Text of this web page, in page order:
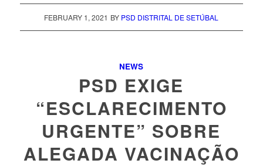
FEBRUARY 1, 2021 BY PSD DISTRITAL DE SETÚBAL
NEWS
PSD EXIGE
“ESCLARECIMENTO
URGENTE” SOBRE
ALEGADA VACINAÇÃO